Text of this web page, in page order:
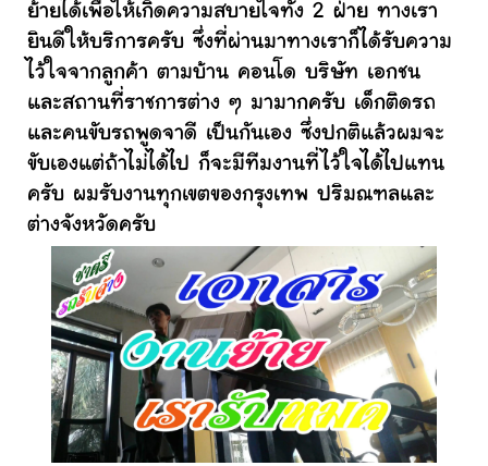
ย้ายได้เพื่อให้เกิดความสบายใจทั้ง 2 ฝ่าย ทางเรา
ยินดีให้บริการครับ ซึ่งที่ผ่านมาทางเราก็ได้รับความ
ไว้ใจจากลูกค้า ตามบ้าน คอนโด บริษัท เอกชน
และสถานที่ราชการต่าง ๆ มามากครับ เด็กติดรถ
และคนขับรถพูดจาดี เป็นกันเอง ซึ่งปกติแล้วผมจะ
ขับเองแต่ถ้าไม่ได้ไป ก็จะมีทีมงานที่ไว้ใจได้ไปแทน
ครับ ผมรับงานทุกเขตของกรุงเทพ ปริมณฑลและ
ต่างจังหวัดครับ